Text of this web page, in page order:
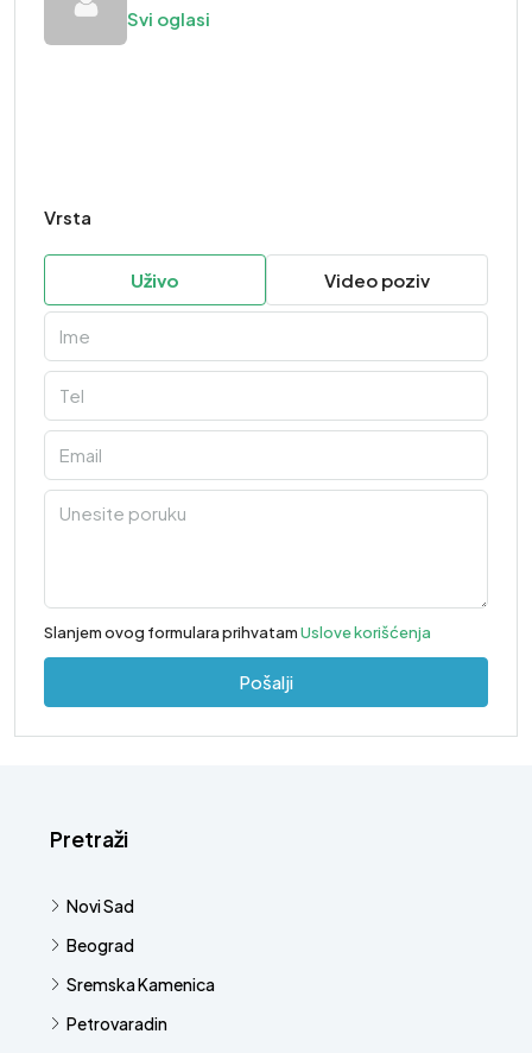
Svi oglasi
Vrsta
Uživo Video poziv
Slanjem ovog formulara prihvatamUslove korišćenja
Pošalji
Pretraži
Novi Sad
Beograd
Sremska Kamenica
Petrovaradin